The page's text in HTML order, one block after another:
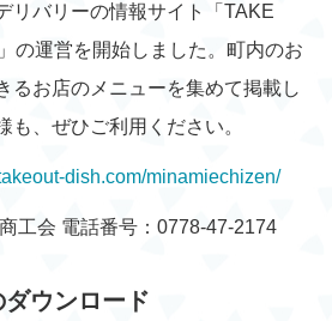
リバリーの情報サイト「TAKE
の運営を開始しました。町内のお
るお店のメニューを集めて掲載し
も、ぜひご利用ください。
dish.com/minamiechizen/
工会 電話番号：0778-47-2174
ウンロード